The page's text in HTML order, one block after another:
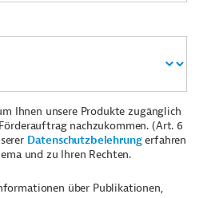
Ihnen unsere Produkte zugänglich
nachzukommen. (Art. 6
Datenschutzbelehrungerfahren
und zu Ihren Rechten.
über Publikationen,